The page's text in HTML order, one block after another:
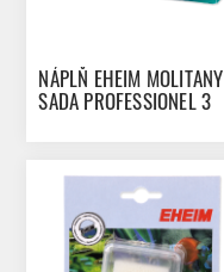
NÁPLŇ EHEIM MOLITANY
SADA PROFESSIONEL 3